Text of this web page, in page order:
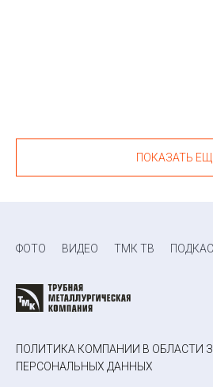
ПОКАЗАТЬ
ФОТО ВИДЕО ТМК ТВ
ПОЛИТИКА КОМПАНИИ В ОБЛАСТИ
ПЕРСОНАЛЬНЫХ ДАННЫХ